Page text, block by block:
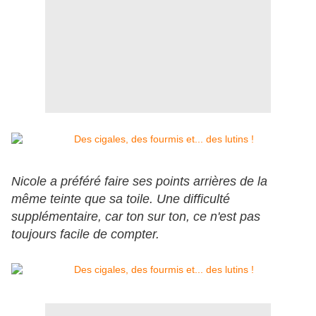
Nicole a préféré faire ses points arrières de la
même teinte que sa toile. Une difficulté
supplémentaire, car ton sur ton, ce n'est pas
toujours facile de compter.